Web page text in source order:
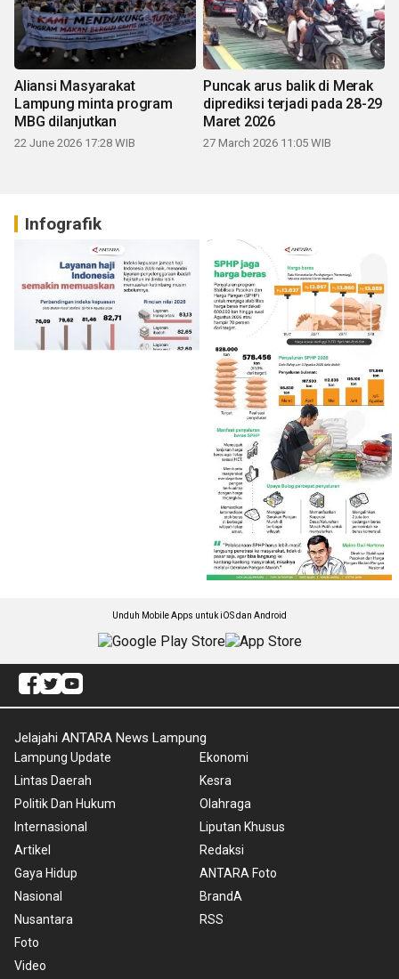
Aliansi Masyarakat
Lampung minta program
MBG dilanjutkan
22 June 2026 17:28 WIB
Puncak arus balik di Merak
diprediksi terjadi pada 28-29
Maret 2026
27 March 2026 11:05 WIB
Infografik
Unduh Mobile Apps untuk iOS dan Android
Jelajahi ANTARA News Lampung
Lampung Update
Lintas Daerah
Politik Dan Hukum
Internasional
Artikel
Gaya Hidup
Nasional
Nusantara
Foto
Video
Ekonomi
Kesra
Olahraga
Liputan Khusus
Redaksi
ANTARA Foto
BrandA
RSS